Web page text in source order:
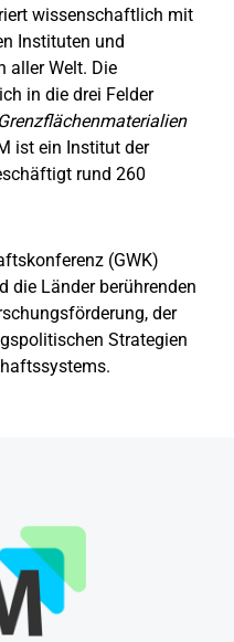
wissenschaftlich mit
Instituten und
aller Welt. Die
in die drei Felder
Grenzflächenmaterialien
ist ein Institut der
rund 260
(GWK)
die Länder berührenden
der
Strategien